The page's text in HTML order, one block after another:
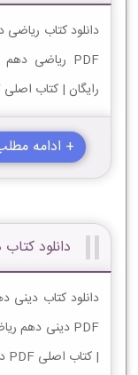
رایگان | کتاب اصلی PDF ریاضی دهم ریاضی + چاپ 1404-1405
+ ادامه
دانلود
| کتاب اصلی PDF دینی دهم ریاضی + چاپ 1404-1405